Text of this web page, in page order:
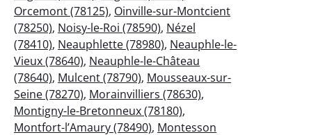
Orcemont (78125), Oinville-sur-Montcient
(78250), Noisy-le-Roi (78590), Nézel
(78410), Neauphlette (78980), Neauphle-le-
Vieux (78640), Neauphle-le-Château
(78640), Mulcent (78790), Mousseaux-sur-
Seine (78270), Morainvilliers (78630),
Montigny-le-Bretonneux (78180),
Montfort-l’Amaury (78490), Montesson